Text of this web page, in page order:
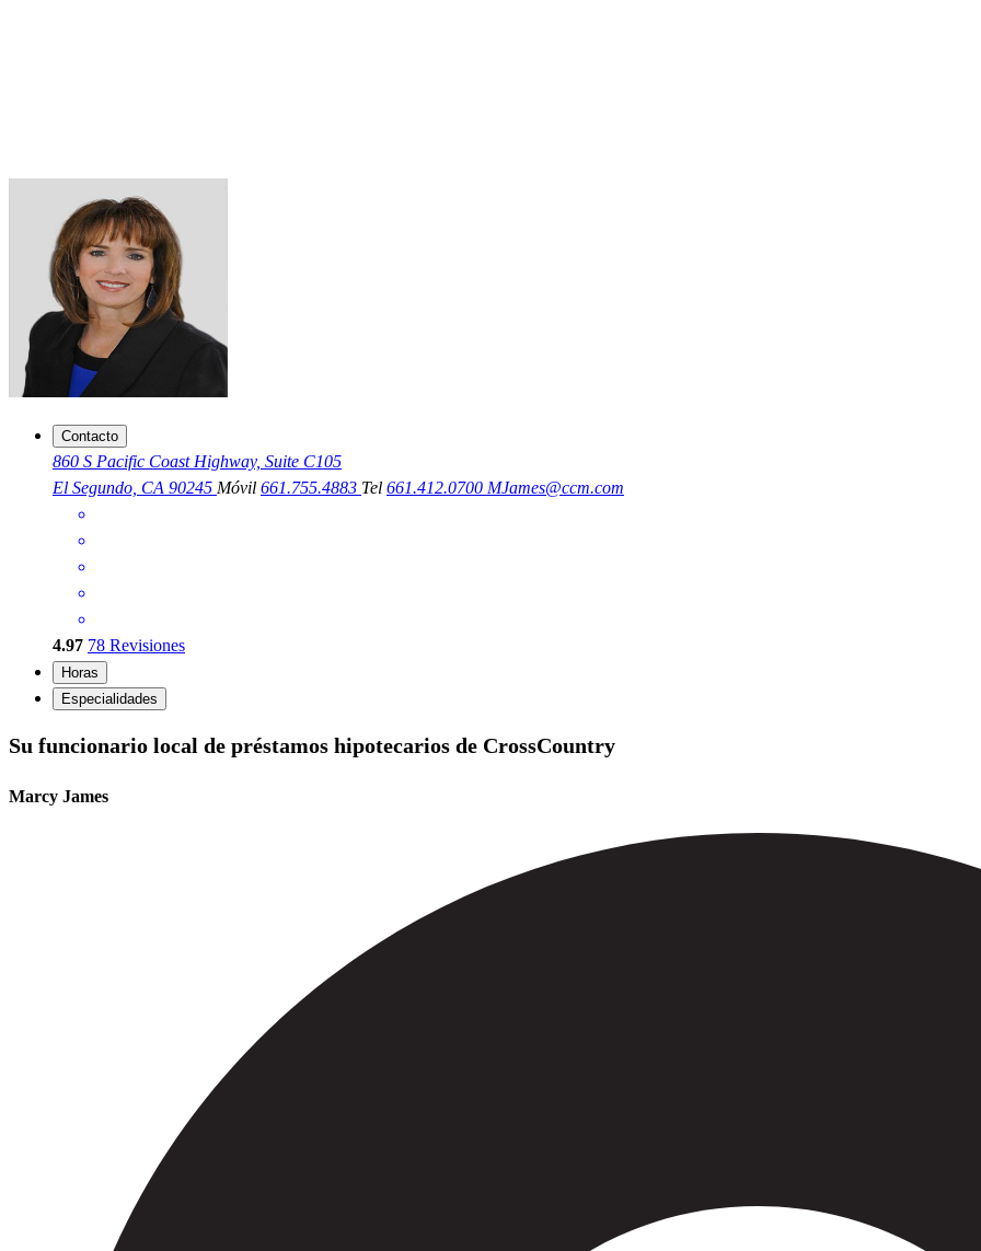
Contacto
860 S Pacific Coast Highway, Suite C105
El Segundo, CA 90245 Móvil 661.755.4883 Tel 661.412.0700 MJames@ccm.com
4.97 78 Revisiones
Horas
Especialidades
Su funcionario local de préstamos hipotecarios de CrossCountry
Marcy James